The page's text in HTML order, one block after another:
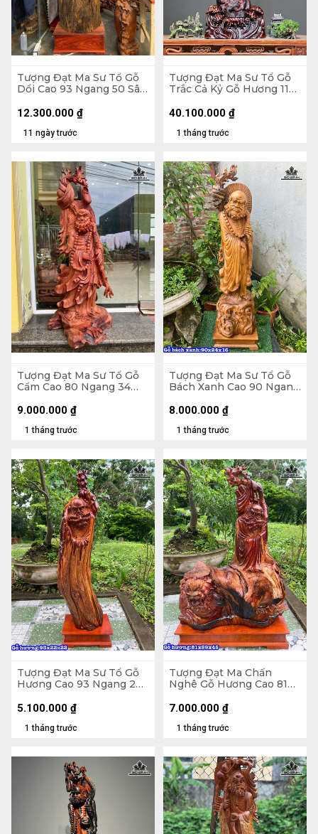
Tượng Đạt Ma Sư Tổ Gỗ
Dổi Cao 93 Ngang 50 Sâu
11 ngày trước
12.300.000 ₫
Tượng Đạt Ma Sư Tổ Gỗ
Trắc Cả Kỷ Gỗ Hương 116
Không Kỷ 103
1 tháng trước
40.100.000 ₫
Tượng Đạt Ma Sư Tổ Gỗ
Cẩm Cao 80 Ngang 34
1 tháng trước
9.000.000 ₫
Tượng Đạt Ma Sư Tổ Gỗ
Bách Xanh Cao 90 Ngang
1 tháng trước
8.000.000 ₫
Tượng Đạt Ma Sư Tổ Gỗ
Hương Cao 93 Ngang 22
1 tháng trước
5.100.000 ₫
Tượng Đạt Ma Chấn
Nghê Gỗ Hương Cao 81
1 tháng trước
7.000.000 ₫